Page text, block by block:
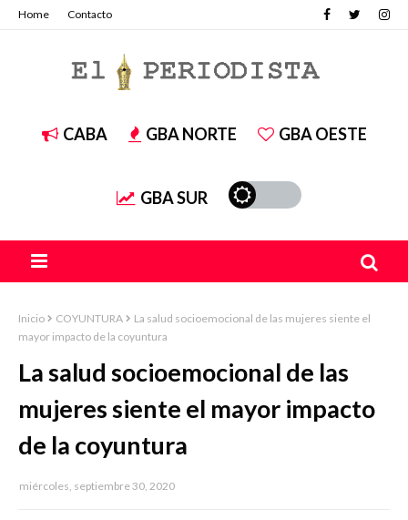
Home Contacto
CABA GBA NORTE GBA OESTE
GBA SUR
Inicio COYUNTURA
La salud socioemocional de las mujeres siente el
mayor impacto de la coyuntura
La salud socioemocional de las
mujeres siente el mayor impacto
de la coyuntura
miércoles, septiembre 30, 2020